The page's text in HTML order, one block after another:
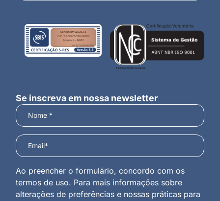
Se inscreva em nossa newsletter
Ao preencher o formulário, concordo com os
termos de uso. Para mais informações sobre
alterações de preferências e nossas práticas para